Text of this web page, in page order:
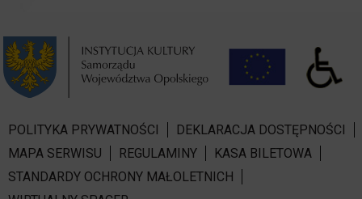
POLITYKA PRYWATNOŚCI
DEKLARACJA DOSTĘPNOŚCI
MAPA SERWISU
REGULAMINY
KASA BILETOWA
STANDARDY OCHRONY MAŁOLETNICH